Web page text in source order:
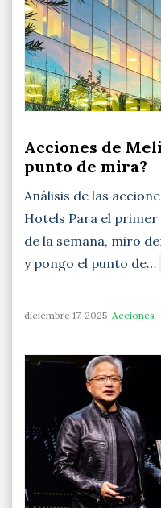
Acciones de
punto de mira?
Análisis de las
Hotels Para el primer
de la semana, miro
y pongo el punto de…
diciembre 17, 2025 Acciones